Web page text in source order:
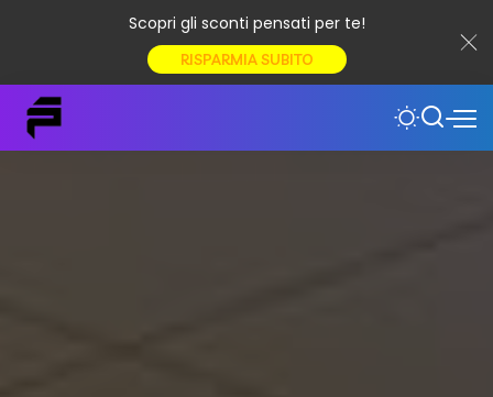
Scopri gli sconti pensati per te!
RISPARMIA SUBITO